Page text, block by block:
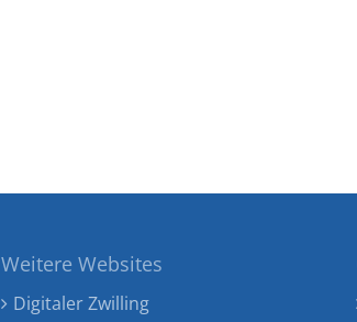
Weitere Websites
Digitaler Zwilling